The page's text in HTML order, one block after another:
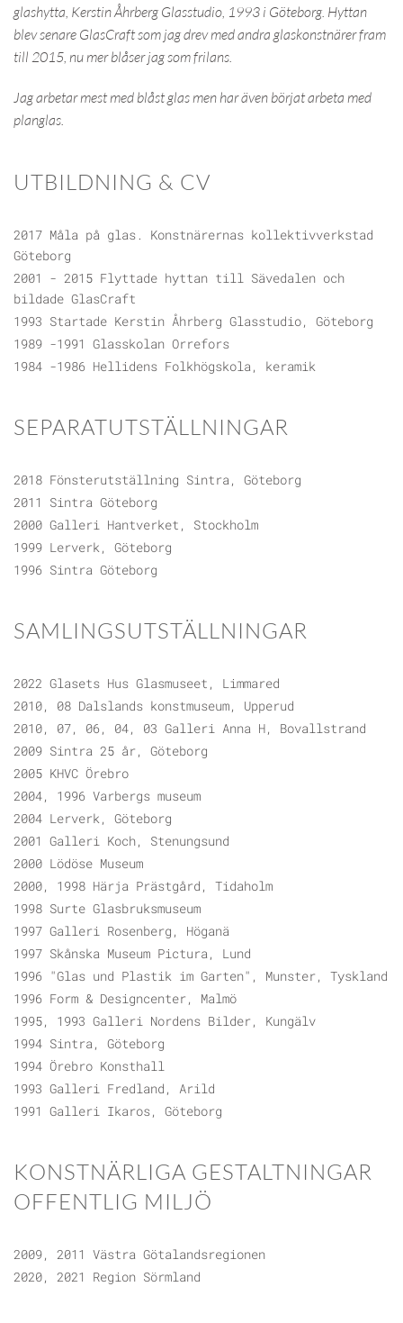
glashytta, Kerstin Åhrberg Glasstudio, 1993 i Göteborg. Hyttan
blev senare GlasCraft som jag drev med andra glaskonstnärer fram
till 2015, nu mer blåser jag som frilans.
Jag arbetar mest med blåst glas men har även börjat arbeta med
planglas.
UTBILDNING & CV
2017 Måla på glas. Konstnärernas kollektivverkstad
Göteborg
2001 - 2015 Flyttade hyttan till Sävedalen och
bildade GlasCraft
1993 Startade Kerstin Åhrberg Glasstudio, Göteborg
1989 -1991 Glasskolan Orrefors
1984 -1986 Hellidens Folkhögskola, keramik
SEPARATUTSTÄLLNINGAR
2018 Fönsterutställning Sintra, Göteborg
2011 Sintra Göteborg
2000 Galleri Hantverket, Stockholm
1999 Lerverk, Göteborg
1996 Sintra Göteborg
SAMLINGSUTSTÄLLNINGAR
2022 Glasets Hus Glasmuseet, Limmared
2010, 08 Dalslands konstmuseum, Upperud
2010, 07, 06, 04, 03 Galleri Anna H, Bovallstrand
2009 Sintra 25 år, Göteborg
2005 KHVC Örebro
2004, 1996 Varbergs museum
2004 Lerverk, Göteborg
2001 Galleri Koch, Stenungsund
2000 Lödöse Museum
2000, 1998 Härja Prästgård, Tidaholm
1998 Surte Glasbruksmuseum
1997 Galleri Rosenberg, Höganä
1997 Skånska Museum Pictura, Lund
1996 "Glas und Plastik im Garten", Munster, Tyskland
1996 Form & Designcenter, Malmö
1995, 1993 Galleri Nordens Bilder, Kungälv
1994 Sintra, Göteborg
1994 Örebro Konsthall
1993 Galleri Fredland, Arild
1991 Galleri Ikaros, Göteborg
KONSTNÄRLIGA GESTALTNINGAR
OFFENTLIG MILJÖ
2009, 2011 Västra Götalandsregionen
2020, 2021 Region Sörmland